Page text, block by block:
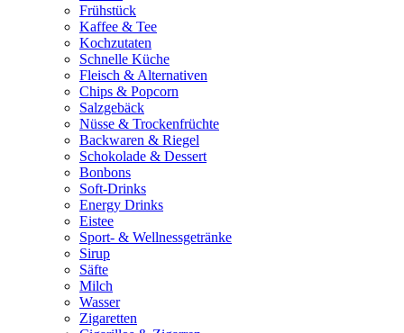
Frühstück
Kaffee & Tee
Kochzutaten
Schnelle Küche
Fleisch & Alternativen
Chips & Popcorn
Salzgebäck
Nüsse & Trockenfrüchte
Backwaren & Riegel
Schokolade & Dessert
Bonbons
Soft-Drinks
Energy Drinks
Eistee
Sport- & Wellnessgetränke
Sirup
Säfte
Milch
Wasser
Zigaretten